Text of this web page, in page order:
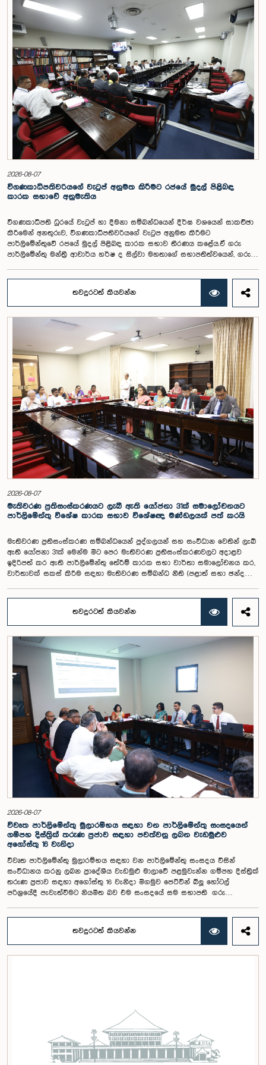
2026-08-07
විගණකාධිපතිවරියගේ වැටුප් අනුමත කිරීමට රජයේ මුදල් පිළිබඳ
කාරක සභාවේ අනුමැතිය
විගණකාධිපති ධුරයේ වැටුප් හා දීමනා සම්බන්ධයෙන් දීර්ඝ වශයෙන් සාකච්ඡා
කිරීමෙන් අනතුරුව, විගණකාධිපතිවරියගේ වැටුප අනුමත කිරීමට
පාර්ලිමේන්තුවේ රජයේ මුදල් පිළිබඳ කාරක සභාව තීරණය කළේය.ඒ ගරු
පාර්ලිමේන්තු මන්ත්‍රී ආචාර්ය හර්ෂ ද සිල්වා මහතාගේ සභාපතිත්වයෙන්, ගරු
බස්නායක, එම්.කේ.එම්. අස්ලම්, තිලිණ සමරකෝන් සහ චම්පික හෙට්ටිආරච්චි
යන මහත්ම මහත්මීන්ගේ සහභාගීත්වයෙන් මෙම කාරක සභාව
පාර්ලිමේන්තුවේදී පසුගියදා (04) රැස්වූ අවස්ථාවේදීය. ශ්‍රී ලංකා ප්‍රජාතාන්ත්‍රික
සමාජවාදී ජනරජයේ ආණ්ඩුක්‍රම ව්‍යවස්ථාවේ 153(2) ව්‍යවස්ථාව ප්‍රකාරව
විගණකාධිපති ධුරයේ වැටුප් සම්බන්ධයෙන් අදාළ යෝජනාව කාරක සභාවේ
අවධානයට යොමු කර තිබිණි.එහිදී විගණකාධිපතිවරියගේ වගකීම්, රාජ්‍ය මූල්‍ය
අධීක්ෂණය හා විගණන ක්ෂේත්‍රයේ ස්වාධීනත්වය ඇතුළු කරුණු සැලකිල්ලට
ගනිමින් වැටුප් මට්ටම පිළිබඳව කාරක සභා සභාපතිවරයා ඇතුළු මන්ත්‍රීවරුන්
විසින් අදහස් හා යෝජනා ඉදිරිපත් කරන ලදී. ආණ්ඩුක්‍රම ව්‍යස්ථාවේ 170 වෙනි
ව්‍යවස්ථාව ප්‍රකාරව විගණකාධිපති රාජ්‍ය සේවකයකු නොවන බවත් පවත්නා
රාජ්‍ය වැටුප් පරිමාණයෙන් බැහැරව විගණකාධිපතිවරයාගේ වැටුප සඳහා
විශේෂ සැලකිල්ලක් යොමු කළ හැකි බවත් මෙහිදි වැඩිදුරටත් අදහස් දක්වමින්
කාරක සභාව පවසා සිටියේය. යොජිත වැටුප, මීට පෙර සිටි
විගණකාධිපතිවරුන්ගේ වැටුප් ද සලකා බලමින් මෙම තිරණයට එළඹුණ බව
නිලධාරීන් විසින් පවසන ලදී. මිට පෙර, එය ජාතික වැටුප් හා සේවක සංඛ්‍යා
කොමිෂන් සභාවෙන් තිරණය කළ ද වර්තමානයේ එවැනි කොමිසමක් නොමැති
බවත් නිලධාරීහු සදහන් කළහ.විගණකාධිපතිවරිය සඳහා යෝජිත වැටුප්
මට්ටම අනුමත කළ ද, එම තනතුරට පැවරී ඇති වගකීම් සහ කාර්යභාරය
සැලකිල්ලට ගනිමින් වැටුප තවදුරටත් ඉහළ මට්ටමක පැවතිය යුතු බවට කාරක
සභා සභාපතිවරයා ඇතුළු මන්ත්‍රීවරුන්ගේ අදහස විය. ඒ අනුව, අදාළ වැටුප්
මට්ටම සම්බන්ධයෙන් ඉදිරියේදී තවදුරටත් අවධානය යොමු කර අවශ්‍ය තීරණ
ගැනීමේ අවශ්‍යතාව ද කාරක සභාවේදී පෙන්වා දුන් අතර ස්ථිර සහ ස්වධින
වැටුප් හා සේවක සංඛ්‍යා කොමිෂන් සභාවක් ස්ථාපිත කරන ලෙස කාරක
තවදුරටත් කියවන්න
2026-08-07
මැතිවරණ ප්‍රතිසංස්කරණයට ලැබී ඇති යෝජනා 31ක් සමාලෝචනයට
පාර්ලිමේන්තු විශේෂ කාරක සභාව විශේෂඥ මණ්ඩලයක් පත් කරයි
මැතිවරණ ප්‍රතිසංස්කරණ සම්බන්ධයෙන් පුද්ගලයන් සහ සංවිධාන වෙතින් ලැබී
ඇති යෝජනා 31ක් මෙන්ම මීට පෙර මැතිවරණ ප්‍රතිසංස්කරණවලට අදාළව
ඉදිරිපත් කර ඇති පාර්ලිමේන්තු තේරීම් කාරක සභා වාර්තා සමාලෝචනය කර,
වාර්තාවක් සකස් කිරීම සඳහා මැතිවරණ සම්බන්ධ නීති (පළාත් සභා ඡන්ද
කාරක සභාව රාජ්‍ය පරිපාලන, පළාත් සභා සහ පළාත් පාලන ගරු අමාත්‍ය
මහාචාර්ය ඒ.එච්.එම්.එච්. අබයරත්න මහතාගේ සභාපතිත්වයෙන්
පාර්ලිමේන්තුවේදී පසුගියදා රැස් වූ අවස්ථාවේදීය.එහිදී 2004, 2007 සහ 2022
වසරවල පාර්ලිමේන්තු තේරීම් කාරක සභා වාර්තා මෙන්ම පුද්ගලයන් හා
සංවිධාන විසින් ඉදිරිපත් කර ඇති යෝජනා 31ක් පදනම් කර ගනිමින් මැතිවරණ
ප්‍රතිසංස්කරණ සම්බන්ධයෙන් දීර්ඝ ලෙස සාකච්ඡා කෙරිණි.සාකච්ඡාවේදී පළාත්
පාලන මැතිවරණ ක්‍රමය සඳහා මිශ්‍ර මැතිවරණ ක්‍රමයක් හඳුන්වා දීම, සුළු පක්ෂ
හා සුළුතර කණ්ඩායම්වල නියෝජනය තහවුරු කිරීම, කාන්තා නියෝජනය
වැඩිදියුණු කිරීම, විද්‍යුත් ඡන්ද ක්‍රමවේදයක් හඳුන්වා දීම සහ කල්තියා ඡන්දය
ප්‍රකාශ කිරීමේ පහසුකම් සැලසීම ඇතුළු යෝජනා පිළිබඳව අවධානය යොමු
විය. එමෙන්ම විදේශගත ශ්‍රී ලාංකිකයන්ට ඡන්ද අයිතිය ලබාදීම සම්බන්ධයෙන්
වන යෝජනා පිළිබඳව ද සලකා බැලුණු අතර, ඒ සඳහා අවශ්‍ය නීතිමය හා
පරිපාලනමය ප්‍රතිපාදන පිළිබඳ වැඩිදුර අධ්‍යයනය කිරීමේ අවශ්‍යතාව
අවධාරණය කෙරිණි.කාරක සභාව විසින් පත් කළ විශේෂඥ මණ්ඩලය මඟින්
ලැබී ඇති යෝජනා 31 සහ පූර්ව පාර්ලිමේන්තු තේරීම් කාරක සභා වාර්තා
විශ්ලේෂණය කර ප්‍රායෝගික නිර්දේශ සහිත වාර්තාවක් සකස් කිරීමට නියමිත
අතර, එම නිර්දේශ සමාලෝචනය කිරීම සඳහා ඉදිරි කටයුතු සිදු කිරීමට කාරක
සභාව තීරණය කළේය.මෙම රැස්වීමට කාරක සභා සාමාජික ගරු අමාත්‍ය
ආචාර්ය උපාලි පන්නිලගේ මහතා සහ ගරු පාර්ලිමේන්තු මන්ත්‍රීවරුන් වන රවී
කරුණානායක, රුවන්තිලක ජයකොඩි සහ කදිරවේලු ෂන්මුගම් කුගදාසන් යන
මහත්වරු සහභාගී වූහ.
තවදුරටත් කියවන්න
2026-08-07
විවෘත පාර්ලිමේන්තු මුලාරම්භය සඳහා වන පාර්ලිමේන්තු සංසදයෙන්
ගම්පහ දිස්ත්‍රික් තරුණ ප්‍රජාව සඳහා පවත්වනු ලබන වැඩමුළුව
අගෝස්තු 16 වැනිදා
විවෘත පාර්ලිමේන්තු මුලාරම්භය සඳහා වන පාර්ලිමේන්තු සංසදය විසින්
සංවිධානය කරනු ලබන ප්‍රාදේශීය වැඩමුළු මාලාවේ පළමුවැන්න ගම්පහ දිස්ත්‍රික්
තරුණ ප්‍රජාව සඳහා අගෝස්තු 16 වැනිදා මීගමුව ජෙට්වින් බ්ලූ හෝටල්
පරිශ්‍රයේදී පැවැත්වීමට නියමිත බව එම සංසදයේ සම සභාපති ගරු
සහභාගීත්වයෙන් විවෘත පාර්ලිමේන්තු සංකල්පය තවදුරටත් ප්‍රවර්ධනය කිරීමේ
අරමුණින් මෙම වැඩමුළු මාලාව සංවිධානය කෙරෙන අතර සංසදයේ සාමාජික
මන්ත්‍රීවරු මෙන්ම ගම්පහ දිස්ත්‍රික් පාර්ලිමේන්තු මන්ත්‍රීවරුන් ද මෙම අවස්ථාවට
සංසදයේ සාමාජික මන්ත්‍රීවරු සහ වැඩමුළු මාලාව සඳහා අනුග්‍රාහකත්වය
සපයන සංවර්ධන සහකරු වන CII (Coalition for Inclusive Impact)
ආයතනයේ නියෝජිතයෝ එක්ව සිටියහ.මෙම වැඩමුළුව සඳහා සහභාගීවීමට
අපේක්ෂා කරන ගම්පහ දිස්ත්‍රික්කයේ වයස අවු 18 – 35 අතර තරුණ තරුණියන්
https://forms.gle/aVp5UzhLbtPSmVap8 සබැඳිය ඔස්සේ අදාළ පෝරමය
තවදුරටත් කියවන්න